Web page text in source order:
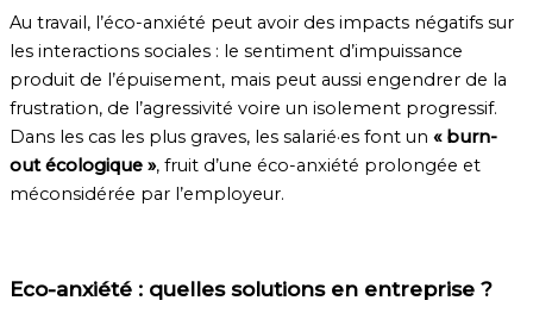
Au travail, l’éco-anxiété peut avoir des impacts négatifs sur
les interactions sociales : le sentiment d’impuissance
produit de l’épuisement, mais peut aussi engendrer de la
frustration, de l’agressivité voire un isolement progressif.
Dans les cas les plus graves, les salarié·es font un « burn-
out écologique », fruit d’une éco-anxiété prolongée et
méconsidérée par l’employeur.
Eco-anxiété : quelles solutions en entreprise ?